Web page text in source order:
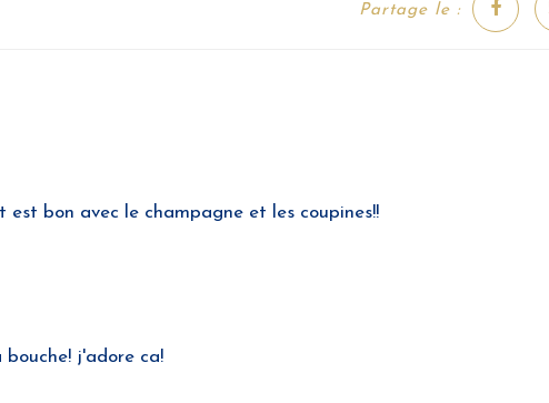
Partage le :
est bon avec le champagne et les coupines!!
j'adore ca!